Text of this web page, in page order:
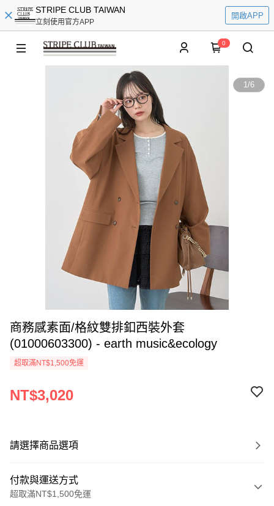
STRIPE CLUB TAIWAN
立刻使用官方APP
開啟APP
0
1/6
商務感素面/格紋雙排釦西裝外套
(01000603300) - earth music&ecology
超取滿NT$1,500免運
NT$3,020
請選擇商品選項
付款與運送方式
超取滿NT$1,500免運